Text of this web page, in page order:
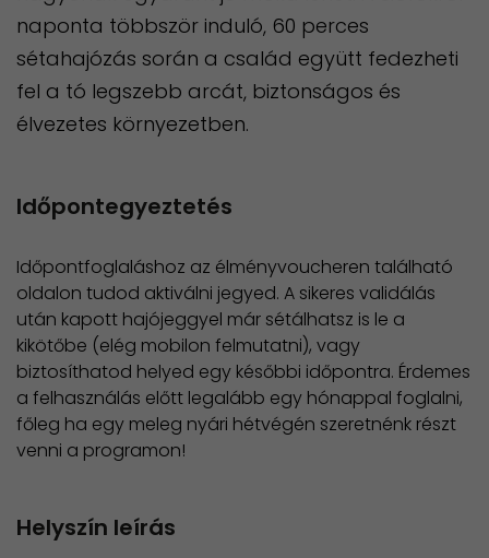
naponta többször induló, 60 perces
sétahajózás során a család együtt fedezheti
fel a tó legszebb arcát, biztonságos és
élvezetes környezetben.
Időpontegyeztetés
Időpontfoglaláshoz az élményvoucheren található
oldalon tudod aktiválni jegyed. A sikeres validálás
után kapott hajójeggyel már sétálhatsz is le a
kikötőbe (elég mobilon felmutatni), vagy
biztosíthatod helyed egy későbbi időpontra. ​Érdemes
a felhasználás előtt legalább egy hónappal foglalni,
főleg ha egy meleg nyári hétvégén szeretnénk részt
venni a programon!
Helyszín leírás